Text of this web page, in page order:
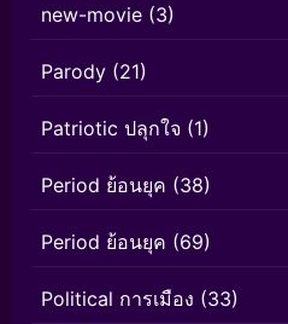
new-movie (3)
Parody (21)
Patriotic ปลุกใจ (1)
Period ย้อนยุค (38)
Period ย้อนยุค (69)
Political การเมือง (33)